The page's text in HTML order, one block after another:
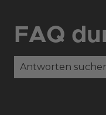
FAQ